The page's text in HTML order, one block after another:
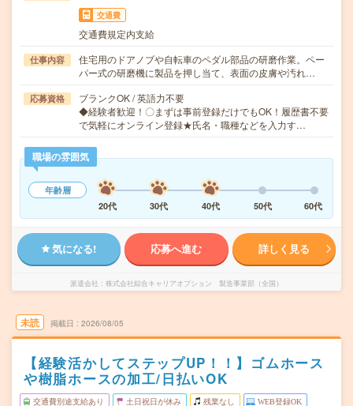
交通費
交通費規定内支給
仕事内容
住宅用のドアノブや自転車のペダル部品の研磨作業。ペー
パー式の研磨機に製品を押し当て、表面の皮膚や汚れ…
応募資格
ブランクOK / 英語力不要
◆経験者歓迎！〇まずは事前登録だけでもOK！履歴書不要
で気軽にオンライン登録★氏名・職種などを入力す…
職場の雰囲気
年齢層
20代
30代 40代 50代 60代
気になる! 応募へ進む 詳しく見る
派遣会社 株式会社綜合キャリアオプション 製造事業部（全国）
未読 掲載日 2026/08/05
【経験活かしてステップUP！！】ゴムホース
や樹脂ホースの加工/日払いOK
交通費別途支給あり 土日祝日が休み 残業なし WEB登録OK